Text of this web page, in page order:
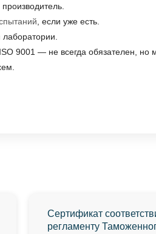
, если уже есть.
9001 — не всегда обязателен, но
Сертификат
регламенту